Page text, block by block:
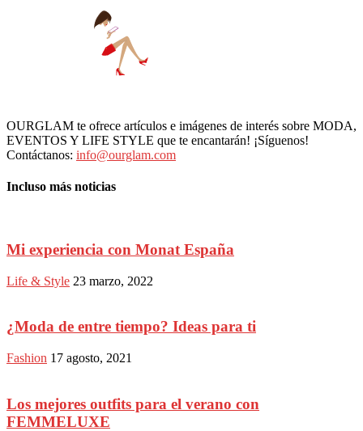
OURGLAM te ofrece artículos e imágenes de interés sobre MODA,
EVENTOS Y LIFE STYLE que te encantarán! ¡Síguenos!
Contáctanos: info@ourglam.com
Incluso más noticias
Mi experiencia con Monat España
Life & Style 23 marzo, 2022
¿Moda de entre tiempo? Ideas para ti
Fashion 17 agosto, 2021
Los mejores outfits para el verano con
FEMMELUXE